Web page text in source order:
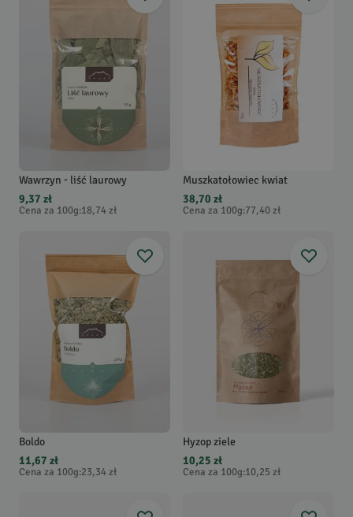
Wawrzyn - liść laurowy
9,37 zł
Cena za 100g:18,74 zł
Muszkatołowiec kwiat
38,70 zł
Cena za 100g:77,40 zł
Boldo
11,67 zł
Cena za 100g:23,34 zł
Hyzop ziele
10,25 zł
Cena za 100g:10,25 zł